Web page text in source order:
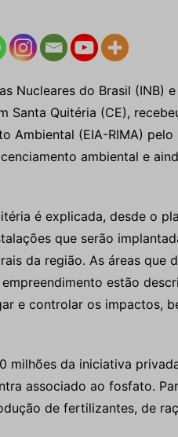
Nucleares do Brasil (INB)
Quitéria (CE),
Ambiental (EIA-RIMA) pelo
ambiental e
é explicada, desde o
que serão
da região. As áreas que
estão
e controlar os impactos,
milhões da iniciativa
associado ao fosfato.
de fertilizantes, de